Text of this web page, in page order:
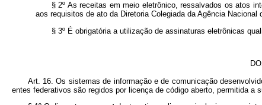
§ 2º As receitas em meio eletrônico, ressalvados os atos
aos requisitos de ato da Diretoria Colegiada da Agência
§ 3º É obrigatória a utilização de assinaturas eletrônicas
Art. 16. Os sistemas de informação e de comunicação
entes federativos são regidos por licença de código aberto, permitida a